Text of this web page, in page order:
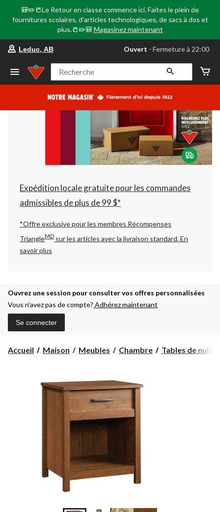
🎒✏️📒Le Retour en classe commence ici. Faites le plein de
fournitures scolaires, d'articles technologiques, de sacs à dos et
plus.📒✏️🎒 Magasinez maintenant
votre
préféré
Leduc,
AB,
courament
Fermeture
à
22:00
cliquer
pour
changer
Leduc, AB Ouvert ⋅ Fermeture à 22:00
Recherche
Expédition locale gratuite pour les commandes
admissibles de plus de 99 $*
*Offre exclusive pour les membres Récompenses
TriangleMD sur les articles avec la livraison standard.En
savoir plus
Ouvrez une session pour consulter vos offres personnalisées
Vous n’avez pas de compte? Adhérez maintenant
Se connecter
Accueil Maison Meubles Chambre Tables de nuit